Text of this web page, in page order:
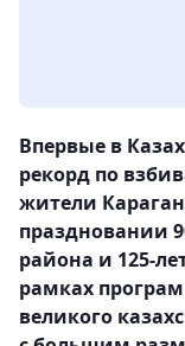
Впервые в
рекорд по
жители
праздновании
района и 125-
рамках
великого